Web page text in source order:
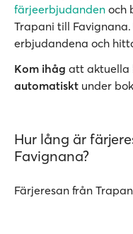
färjeerbjudanden och
Trapani till
erbjudandena och
Kom ihåg att aktuella
automatiskt under
Hur lång är
Favignana?
Färjeresan från